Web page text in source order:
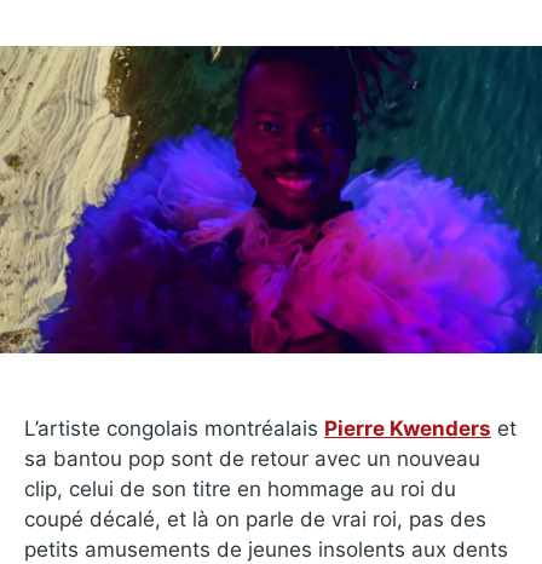
L’artiste congolais montréalais Pierre Kwenders et
sa bantou pop sont de retour avec un nouveau
clip, celui de son titre en hommage au roi du
coupé décalé, et là on parle de vrai roi, pas des
petits amusements de jeunes insolents aux dents